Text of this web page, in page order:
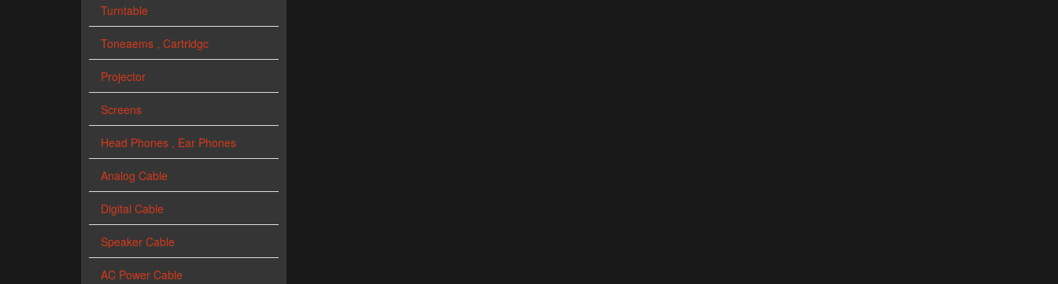
Turntable
Toneaems , Cartridgc
Projector
Screens
Head Phones , Ear Phones
Analog Cable
Digital Cable
Speaker Cable
AC Power Cable